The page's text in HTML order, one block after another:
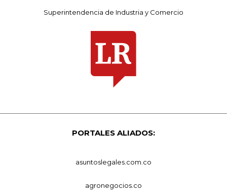
Superintendencia de Industria y Comercio
PORTALES ALIADOS:
asuntoslegales.com.co
agronegocios.co